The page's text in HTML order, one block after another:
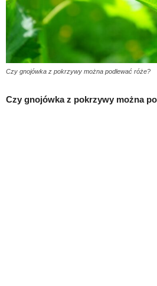
Czy gnojówka z pokrzywy można podlewać róże?
Czy gnojówka z pokrzywy można